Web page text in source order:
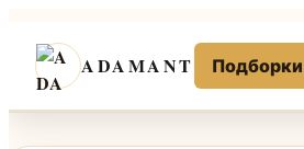
содержимому
ADAMANT Подборки